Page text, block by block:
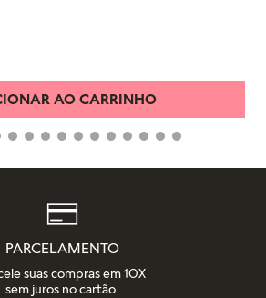
AO CARRINHO
PARCELAMENTO
suas compras em 10X
sem juros no cartão.